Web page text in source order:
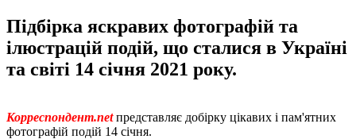
Підбірка яскравих фотографій та
ілюстрацій подій, що сталися в Україні
та світі 14 січня 2021 року.
Корреспондент.netпредставляє добірку цікавих і пам'ятних
фотографій подій 14 січня.